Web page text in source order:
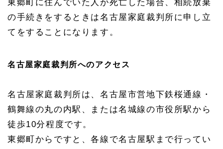
東郷町に住んでいた人が死亡した場合、相続放棄
の手続きをするときは名古屋家庭裁判所に申し立
てをすることになります。
名古屋家庭裁判所へのアクセス
名古屋家庭裁判所は、名古屋市営地下鉄桜通線・
鶴舞線の丸の内駅、または名城線の市役所駅から
徒歩10分程度です。
東郷町からですと、各線で名古屋駅まで行ってい